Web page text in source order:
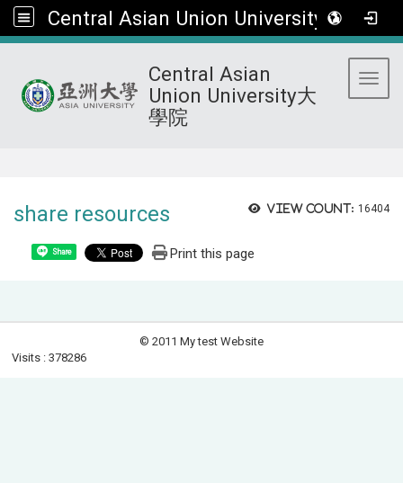
Central Asian Union University大學院
Central Asian
Union University大
學院
View count: 16404
share resources
Share Print this page
© 2011 My test Website
Visits : 378286